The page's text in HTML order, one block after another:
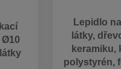
Ø10
Lepidlo
látky,
keramiku,
polystyrén,